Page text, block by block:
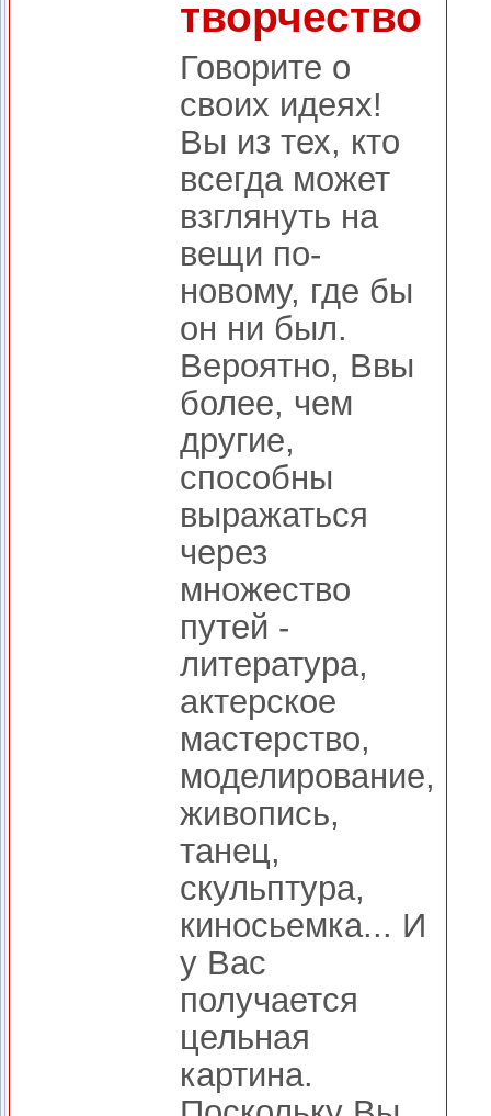
творчество
Говорите о
своих идеях!
Вы из тех, кто
всегда может
взглянуть на
вещи по-
новому, где бы
он ни был.
Вероятно, Ввы
более, чем
другие,
способны
выражаться
через
множество
путей -
литература,
актерское
мастерство,
моделирование,
живопись,
танец,
скульптура,
киносьемка... И
у Вас
получается
цельная
картина.